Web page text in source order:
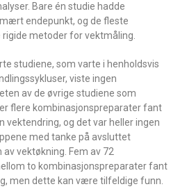
Bare én studie hadde
endepunkt, og de fleste
metoder for vektmåling.
studiene, som varte i henholdsvis
viste ingen
av de øvrige studiene som
flere kombinasjonspreparater fant
vektendring, og det var heller ingen
med tanke på avsluttet
av vektøkning. Fem av 72
to kombinasjonspreparater fant
men dette kan være tilfeldige funn.